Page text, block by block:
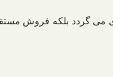
می گردد بلکه فروش